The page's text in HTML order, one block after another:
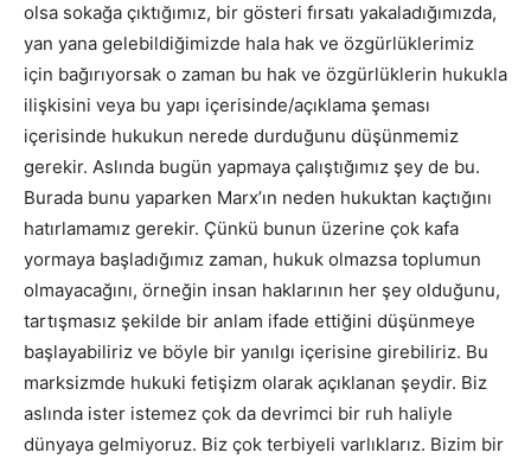
olsa sokağa çıktığımız, bir gösteri fırsatı yakaladığımızda,
yan yana gelebildiğimizde hala hak ve özgürlüklerimiz
için bağırıyorsak o zaman bu hak ve özgürlüklerin hukukla
ilişkisini veya bu yapı içerisinde/açıklama şeması
içerisinde hukukun nerede durduğunu düşünmemiz
gerekir. Aslında bugün yapmaya çalıştığımız şey de bu.
Burada bunu yaparken Marx’ın neden hukuktan kaçtığını
hatırlamamız gerekir. Çünkü bunun üzerine çok kafa
yormaya başladığımız zaman, hukuk olmazsa toplumun
olmayacağını, örneğin insan haklarının her şey olduğunu,
tartışmasız şekilde bir anlam ifade ettiğini düşünmeye
başlayabiliriz ve böyle bir yanılgı içerisine girebiliriz. Bu
marksizmde hukuki fetişizm olarak açıklanan şeydir. Biz
aslında ister istemez çok da devrimci bir ruh haliyle
dünyaya gelmiyoruz. Biz çok terbiyeli varlıklarız. Bizim bir